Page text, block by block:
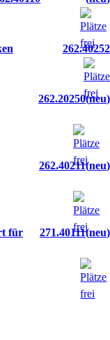
262.40252
262.20250 neu
262.40211 neu
für
271.40111 neu